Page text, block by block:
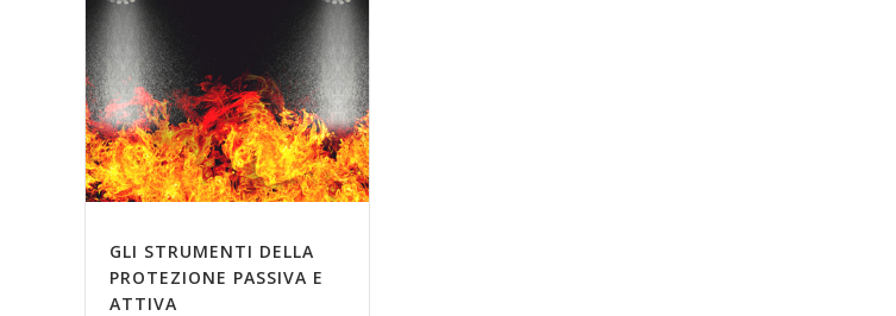
GLI STRUMENTI DELLA
PROTEZIONE PASSIVA E
ATTIVA